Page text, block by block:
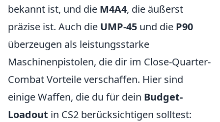
bekannt ist, und die M4A4, die äußerst
präzise ist. Auch die UMP-45 und die P90
überzeugen als leistungsstarke
Maschinenpistolen, die dir im Close-Quarter-
Combat Vorteile verschaffen. Hier sind
einige Waffen, die du für dein Budget-
Loadout in CS2 berücksichtigen solltest: